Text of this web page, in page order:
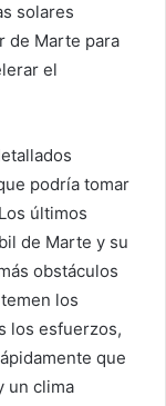
solares
de Marte para
el
podría tomar
últimos
de Marte y su
obstáculos
los
los esfuerzos,
que
un clima